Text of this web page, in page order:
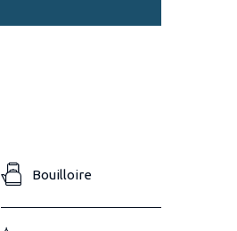
Bouilloire